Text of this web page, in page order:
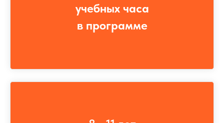
учебных часа
в программе